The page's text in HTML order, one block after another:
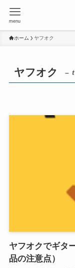
menu
ホーム ヤフオク
ヤフオク –
ヤフオクでギタ
品の注意点）